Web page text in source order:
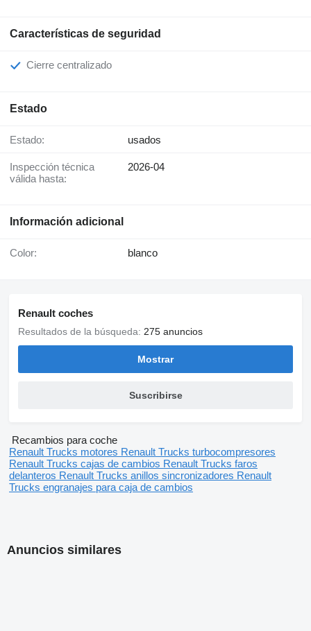
Características de seguridad
Cierre centralizado
Estado
Estado: usados
Inspección técnica
válida hasta:
2026-04
Información adicional
Color: blanco
Renault coches
Resultados de la búsqueda: 275 anuncios
Mostrar
Suscribirse
Recambios para coche
Renault Trucks motores Renault Trucks turbocompresores
Renault Trucks cajas de cambios Renault Trucks faros
delanteros Renault Trucks anillos sincronizadores Renault
Trucks engranajes para caja de cambios
Anuncios similares